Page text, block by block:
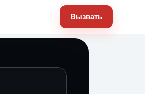
Вызвать